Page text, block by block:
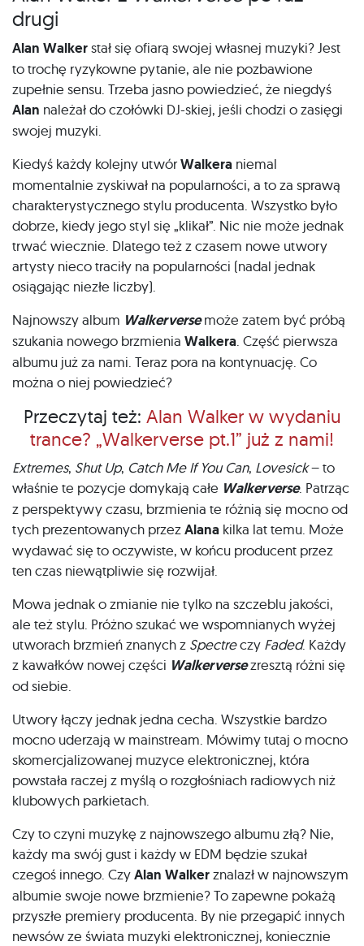
drugi
Alan Walkerstał się ofiarą swojej własnej muzyki? Jest
to trochę ryzykowne pytanie, ale nie pozbawione
zupełnie sensu. Trzeba jasno powiedzieć, że niegdyś
Alan należał do czołówki DJ-skiej, jeśli chodzi o zasięgi
swojej muzyki.
Kiedyś każdy kolejny utwórWalkera niemal
momentalnie zyskiwał na popularności, a to za sprawą
charakterystycznego stylu producenta. Wszystko było
dobrze, kiedy jego styl się „klikał”. Nic nie może jednak
trwać wiecznie. Dlatego też z czasem nowe utwory
artysty nieco traciły na popularności (nadal jednak
osiągając niezłe liczby).
Najnowszy album Walkerverse może zatem być próbą
szukania nowego brzmienia Walkera . Część pierwsza
albumu już za nami. Teraz pora na kontynuację. Co
można o niej powiedzieć?
Przeczytaj też: Alan Walker w wydaniu
trance? „Walkerverse pt.1” już z nami!
Extremes, Shut Up, Catch Me If You Can, Lovesick– to
właśnie te pozycje domykają całe Walkerverse. Patrząc
z perspektywy czasu, brzmienia te różnią się mocno od
tych prezentowanych przezAlana kilka lat temu. Może
wydawać się to oczywiste, w końcu producent przez
ten czas niewątpliwie się rozwijał.
Mowa jednak o zmianie nie tylko na szczeblu jakości,
ale też stylu. Próżno szukać we wspomnianych wyżej
utworach brzmień znanych z Spectreczy Faded. Każdy
z kawałków nowej części Walkerversezresztą różni się
od siebie.
Utwory łączy jednak jedna cecha. Wszystkie bardzo
mocno uderzają w mainstream. Mówimy tutaj o mocno
skomercjalizowanej muzyce elektronicznej, która
powstała raczej z myślą o rozgłośniach radiowych niż
klubowych parkietach.
Czy to czyni muzykę z najnowszego albumu złą? Nie,
każdy ma swój gust i każdy w EDM będzie szukał
czegoś innego. CzyAlan Walkerznalazł w najnowszym
albumie swoje nowe brzmienie? To zapewne pokażą
przyszłe premiery producenta. By nie przegapić innych
newsów ze świata muzyki elektronicznej, koniecznie